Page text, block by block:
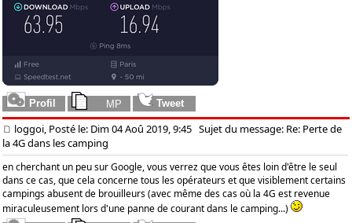
loggoi, Posté le: Dim 04 Aoû 2019, 9:45 Sujet du message: Re: Perte de
la 4G dans les camping
en cherchant un peu sur Google, vous verrez que vous êtes loin d'être le seul
dans ce cas, que cela concerne tous les opérateurs et que visiblement certains
campings abusent de brouilleurs (avec même des cas où la 4G est revenue
miraculeusement lors d'une panne de courant dans le camping...)